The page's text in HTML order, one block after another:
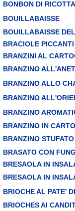
BONBON DI RICOTTA
BOUILLABAISSE
BOUILLABAISSE
BRACIOLE PICCANTI
BRANZINI AL
BRANZINO
BRANZINO ALLO
BRANZINO
BRANZINO
BRANZINO IN
BRANZINO
BRASATO CON
BRESAOLA IN
BRESAOLA IN
BRIOCHE AL PATE'
BRIOCHES AI